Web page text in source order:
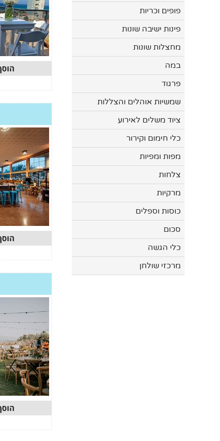
פופים וכריות
פינות ישיבה שונות
מחצלות שונות
במה
פרגוד
שמשיות אוהלים והצללות
ציוד משלים לאירוע
כלי חימום וקירור
מפות ומפיות
צלחות
מרקיות
כוסות וספלים
סכום
כלי הגשה
מרכזי שולחן